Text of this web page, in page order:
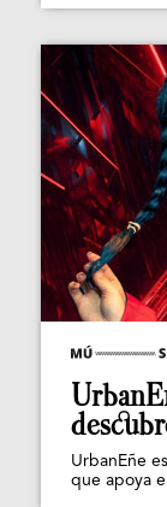
UrbanEñe
que apoya